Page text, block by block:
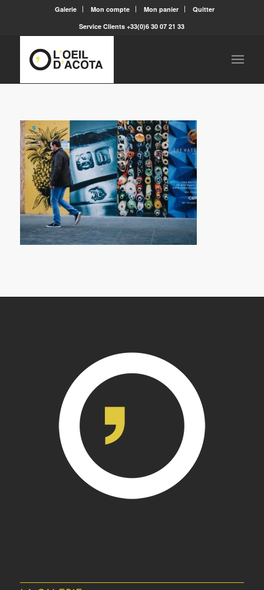
Galerie Mon compte Mon panier
Quitter
Service Clients +33(0)6 30 07 21 33